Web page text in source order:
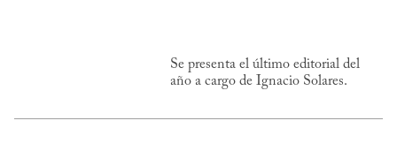
Se presenta el último editorial del
año a cargo de Ignacio Solares.